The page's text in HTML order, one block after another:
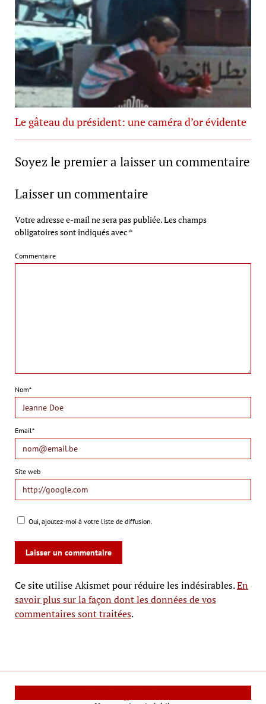
Le gâteau du président: une caméra d’or évidente
Soyez le premier a laisser un commentaire
Laisser un commentaire
Votre adresse e-mail ne sera pas publiée.Les champs
obligatoires sont indiqués avec *
Commentaire
Nom*
Email*
Site web
Oui, ajoutez-moi à votre liste de diffusion.
Ce site utilise Akismet pour réduire les indésirables.En
savoir plus sur la façon dont les données de vos
commentaires sont traitées.